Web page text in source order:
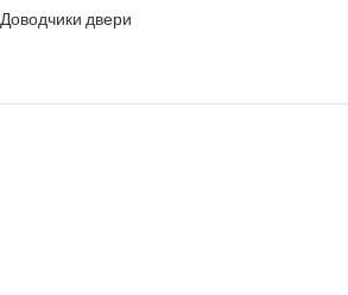
Доводчики двери